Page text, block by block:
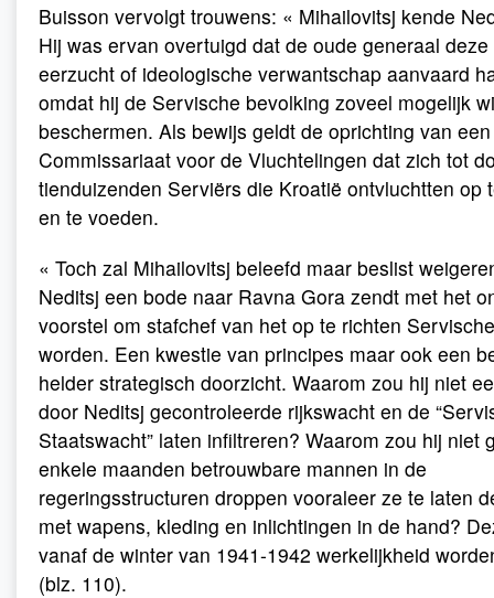
Buisson vervolgt trouwens: « Mihailovitsj kende
Hij was ervan overtuigd dat de oude generaal
eerzucht of ideologische verwantschap aanvaard
omdat hij de Servische bevolking zoveel mogelijk
beschermen. Als bewijs geldt de oprichting van een
Commissariaat voor de Vluchtelingen dat zich tot
tienduizenden Serviërs die Kroatië ontvluchtten op
en te voeden.
« Toch zal Mihailovitsj beleefd maar beslist
Neditsj een bode naar Ravna Gora zendt met het
voorstel om stafchef van het op te richten
worden. Een kwestie van principes maar ook een
helder strategisch doorzicht. Waarom zou hij niet
door Neditsj gecontroleerde rijkswacht en de
Staatswacht” laten infiltreren? Waarom zou hij niet
enkele maanden betrouwbare mannen in de
regeringsstructuren droppen vooraleer ze te laten
met wapens, kleding en inlichtingen in de hand?
vanaf de winter van 1941-1942 werkelijkheid
(blz. 110).